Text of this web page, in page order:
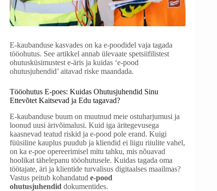
E-kaubanduse kasvades on ka e-poodidel vaja tagada
tööohutus. See artikkel annab ülevaate spetsiifilistest
ohutusküsimustest e-äris ja kuidas ‘e-pood
ohutusjuhendid’ aitavad riske maandada.
Tööohutus E-poes: Kuidas Ohutusjuhendid Sinu
Ettevõtet Kaitsevad ja Edu tagavad?
E-kaubanduse buum on muutnud meie ostuharjumusi ja
loonud uusi ärivõimalusi. Kuid iga äritegevusega
kaasnevad teatud riskid ja e-pood pole erand. Kuigi
füüsiline kauplus puudub ja kliendid ei liigu riiulite vahel,
on ka e-poe opereerimisel mitu tahku, mis nõuavad
hoolikat tähelepanu tööohutusele. Kuidas tagada oma
töötajate, äri ja klientide turvalisus digitaalses maailmas?
Vastus peitub kohandatud e-pood
ohutusjuhendid dokumentides.